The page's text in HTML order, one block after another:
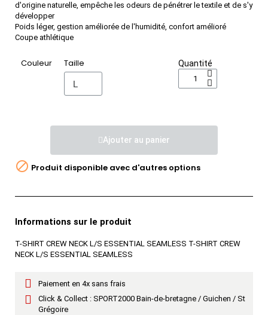
d'origine naturelle, empêche les odeurs de pénétrer le textile et de s'y
développer
Poids léger, gestion améliorée de l'humidité, confort amélioré
Coupe athlétique
Couleur Taille Quantité
Ajouter au panier
 Produit disponible avec d'autres options
Informations sur le produit
T-SHIRT CREW NECK L/S ESSENTIAL SEAMLESS T-SHIRT CREW
NECK L/S ESSENTIAL SEAMLESS
Paiement en 4x sans frais
Click & Collect : SPORT2000 Bain-de-bretagne / Guichen / St
Grégoire